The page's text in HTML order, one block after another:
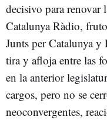
decisivo para renovar
Catalunya Ràdio,
Junts per Catalunya y
tira y afloja entre las
en la anterior
cargos, pero no se
neoconvergentes,